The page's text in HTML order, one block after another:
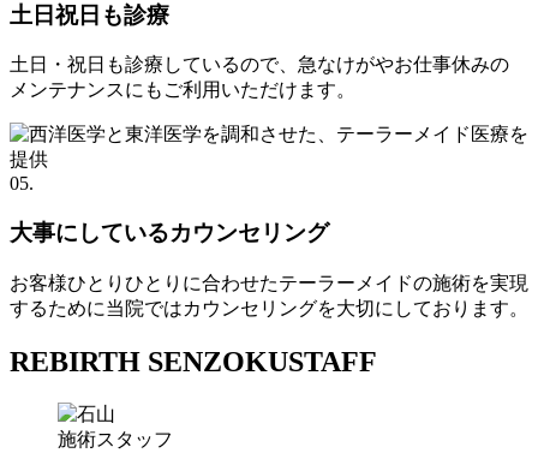
土日祝日も診療
土日・祝日も診療しているので、急なけがやお仕事休みの
メンテナンスにもご利用いただけます。
05.
大事にしているカウンセリング
お客様ひとりひとりに合わせたテーラーメイドの施術を実現
するために当院ではカウンセリングを大切にしております。
REBIRTH SENZOKUSTAFF
施術スタッフ